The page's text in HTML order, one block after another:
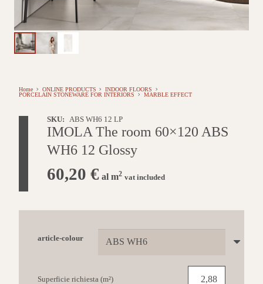
Home ONLINE PRODUCTS
INDOOR FLOORS
PORCELAIN STONEWARE FOR INTERIORS
MARBLE EFFECT
SKU: ABS WH6 12 LP
IMOLA The room 60×120 ABS
WH6 12 Glossy
60,20 € al m2 vat included
article-colour
Superficie richiesta (m²)